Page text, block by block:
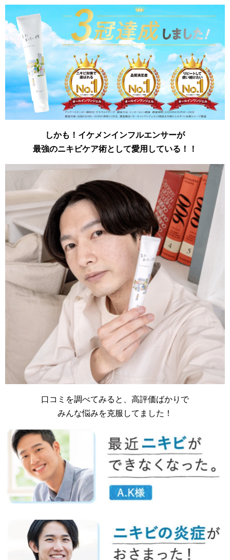
しかも！イケメンインフルエンサーが
最強のニキビケア術として愛用している！！
口コミを調べてみると、高評価ばかりで
みんな悩みを克服してました！